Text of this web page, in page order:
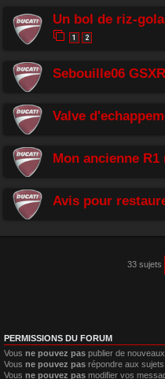
Un bol de riz-
1 2
Sebouille06
Valve
Mon ancienne R1
Avis pour
33 sujets
PERMISSIONS DU FORUM
Vous ne pouvez pas publier de
Vous ne pouvez pas répondre aux
Vous ne pouvez pas modifier vos